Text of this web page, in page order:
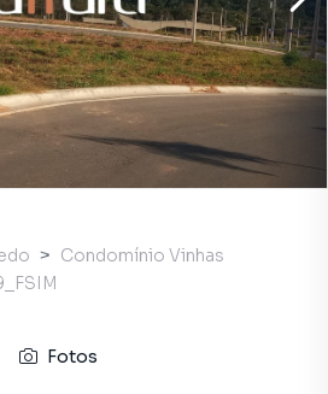
Condomínio Vinhas
Fotos